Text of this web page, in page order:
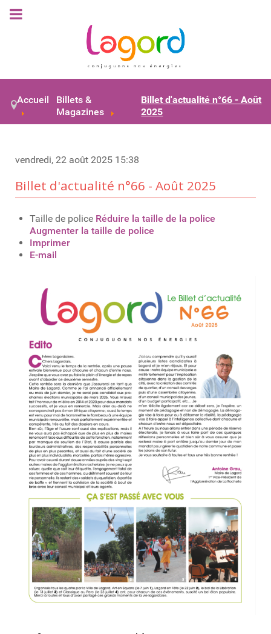
Accueil
Billets &
Magazines
Billet d'actualité n°66 - Août
2025
vendredi, 22 août 2025 15:38
Billet d'actualité n°66 - Août 2025
Taille de police Réduire la taille de la police
Augmenter la taille de police
Imprimer
E-mail